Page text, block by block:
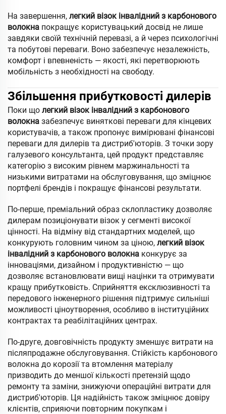
На завершення, легкий візок інвалідний з карбонового
волокна покращує користувацький досвід не лише
завдяки своїй технічній перевазі, а й через психологічні
та побутові переваги. Воно забезпечує незалежність,
комфорт і впевненість — якості, які перетворюють
мобільність з необхідності на свободу.
Збільшення прибутковості дилерів
Поки що легкий візок інвалідний з карбонового
волокна забезпечує виняткові переваги для кінцевих
користувачів, а також пропонує вимірювані фінансові
переваги для дилерів та дистриб'юторів. З точки зору
галузевого консультанта, цей продукт представляє
категорію з високим рівнем маржинальності та
низькими витратами на обслуговування, що зміцнює
портфелі брендів і покращує фінансові результати.
По-перше, преміальний образ склопластику дозволяє
дилерам позиціонувати візок у сегменті високої
цінності. На відміну від стандартних моделей, що
конкурують головним чином за ціною, легкий візок
інвалідний з карбонового волокна конкурує за
інноваціями, дизайном і продуктивністю — що
дозволяє встановлювати вищі націнки та отримувати
кращу прибутковість. Сприйняття ексклюзивності та
передового інженерного рішення підтримує сильніші
можливості ціноутворення, особливо в інституційних
контрактах та реабілітаційних центрах.
По-друге, довговічність продукту зменшує витрати на
післяпродажне обслуговування. Стійкість карбонового
волокна до корозії та втомлення матеріалу
призводить до меншої кількості претензій щодо
ремонту та заміни, знижуючи операційні витрати для
дистриб'юторів. Ця надійність також зміцнює довіру
клієнтів, сприяючи повторним покупкам і